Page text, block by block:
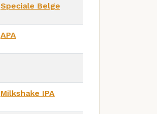
Speciale Belge
APA
Milkshake IPA